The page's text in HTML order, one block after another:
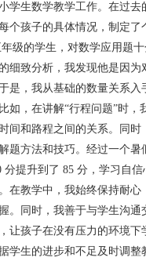
学生数学教学工作。在过
个孩子的具体情况，制定
级的学生，对数学应用题
细致分析，我发现他是因
是，我从基础的数量关系
如，在讲解“行程问题”时
间和路程之间的关系。同
题方法和技巧。经过一个
分提升到了 85 分，学习自
在教学中，我始终保持耐
。同时，我善于与学生沟
让孩子在没有压力的环境
学生的进步和不足及时调